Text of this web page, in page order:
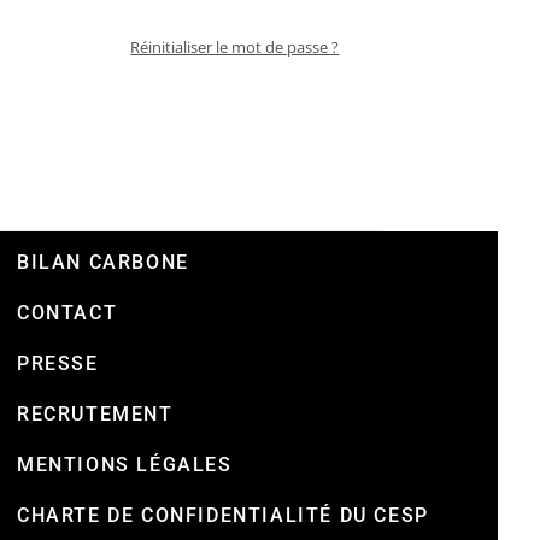
Réinitialiser le mot de passe ?
BILAN CARBONE
CONTACT
PRESSE
RECRUTEMENT
MENTIONS LÉGALES
CHARTE DE CONFIDENTIALITÉ DU CESP